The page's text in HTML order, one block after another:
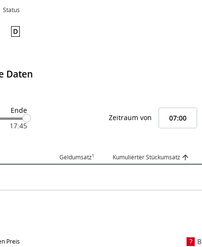
Status
D
Daten
Ende
17:45
Zeitraum von
Geldumsatz1 Kumulierter Stückumsatz
Preis